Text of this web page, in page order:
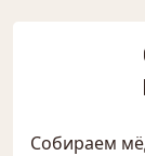
Собираем